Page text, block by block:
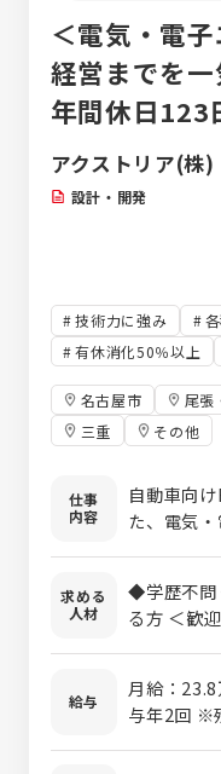
＜電気・電
経営までを
年間休日123
援制度など充
アクストリア(株)
設計・開発
技術力に強み
有休消化50％以上
名古屋市 尾張
三重
その他
仕事
内容
自動車向
た、電気
一貫して携われ
例 AT向け
動車内装
制御回路
求める
人材
◆学歴不問
る方 ＜歓迎する経験・スキル＞ ・電源回
シミュレ
の使用経
の使用経
給与
月給：
与年2回 ※